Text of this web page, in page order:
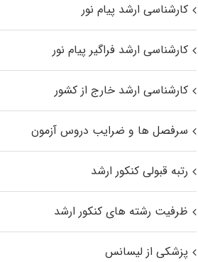
کارشناسی ارشد پیام نور
کارشناسی ارشد فراگیر پیام نور
کارشناسی ارشد خارج از کشور
سرفصل ها و ضرایب دروس آزمون
رتبه قبولی کنکور ارشد
ظرفیت رشته های کنکور ارشد
پزشکی از لیسانس